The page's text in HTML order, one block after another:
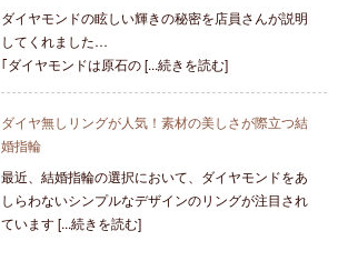
ダイヤモンドの眩しい輝きの秘密を店員さんが説明
してくれました…
｢ダイヤモンドは原石の [...続きを読む]
ダイヤ無しリングが人気！素材の美しさが際立つ結
婚指輪
最近、結婚指輪の選択において、ダイヤモンドをあ
しらわないシンプルなデザインのリングが注目され
ています [...続きを読む]